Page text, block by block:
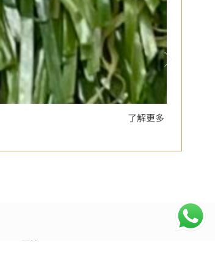
了解更多
關於